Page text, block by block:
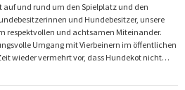
und rund um den Spielplatz und den
und Hundebesitzer, unsere
respektvollen und achtsamen Miteinander.
Umgang mit Vierbeinern im öffentlichen
wieder vermehrt vor, dass Hundekot nicht…